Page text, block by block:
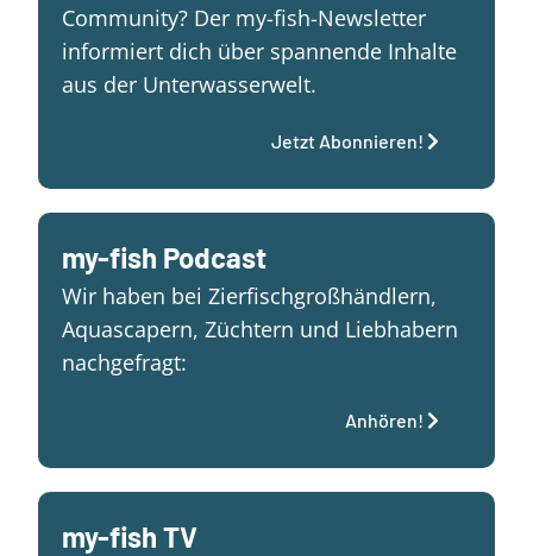
Community? Der my-fish-Newsletter
informiert dich über spannende Inhalte
aus der Unterwasserwelt.
Jetzt Abonnieren!
my-fish Podcast
Wir haben bei Zierfischgroßhändlern,
Aquascapern, Züchtern und Liebhabern
nachgefragt:
Anhören!
my-fish TV